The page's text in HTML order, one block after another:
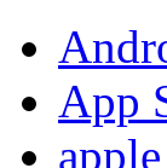
App
apple